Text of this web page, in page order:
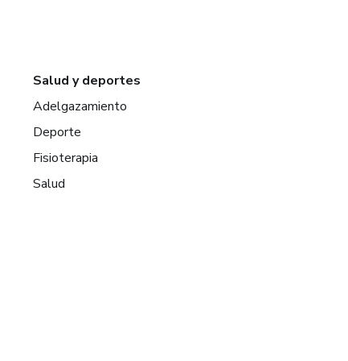
Salud y deportes
Adelgazamiento
Deporte
Fisioterapia
Salud